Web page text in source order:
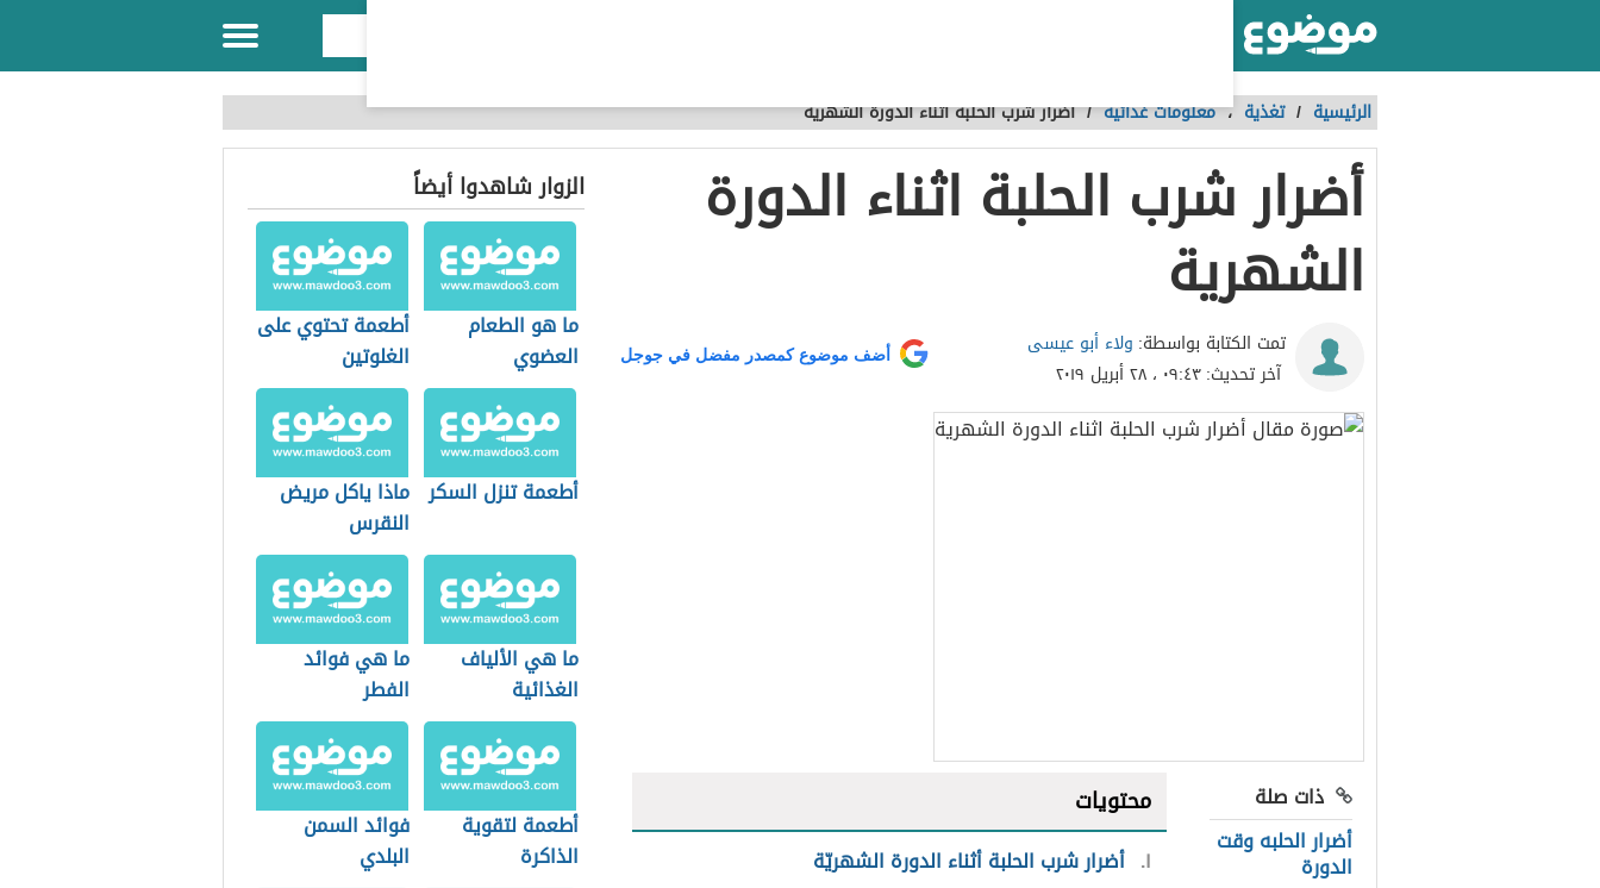
الرئيسية / تغذية ،معلومات غذائية /أضرار شرب الحلبة اثناء الدورة الشهرية
أضرار شرب الحلبة اثناء الدورة
الشهرية
تمت الكتابة بواسطة: ولاء أبو عيسى
آخر تحديث:٠٩:٤٣ ، ٢٨ أبريل ٢٠١٩
أضف موضوع كمصدر مفضل في جوجل
ذات صلة
أضرار الحلبه وقت
الدورة
محتويات
١ أضرار شرب الحلبة أثناء الدورة الشهريّة
الزوار شاهدوا أيضاً
ما هو الطعام
العضوي
أطعمة تحتوي على
الغلوتين
أطعمة تنزل السكر ماذا ياكل مريض
النقرس
ما هي الألياف
الغذائية
ما هي فوائد
الفطر
أطعمة لتقوية
الذاكرة
فوائد السمن
البلدي